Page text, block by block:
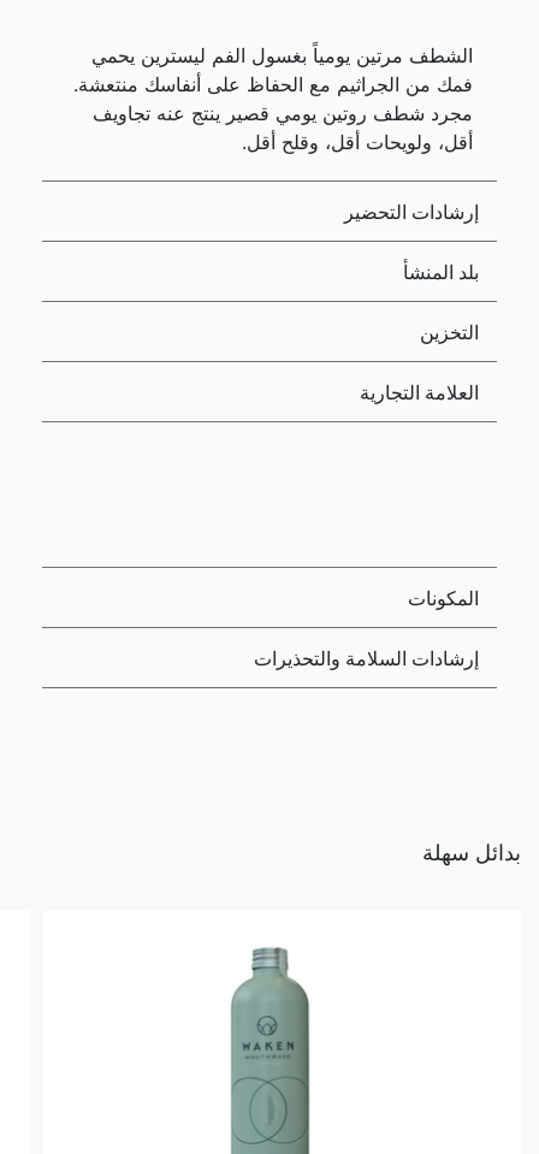
الشطف مرتين يومياً بغسول الفم ليسترين يحمي
فمك من الجراثيم مع الحفاظ على أنفاسك منتعشة.
مجرد شطف روتين يومي قصير ينتج عنه تجاويف
أقل، ولويحات أقل، وقلح أقل.
إرشادات التحضير
بلد المنشأ
التخزين
العلامة التجارية
المكونات
إرشادات السلامة والتحذيرات
بدائل سهلة